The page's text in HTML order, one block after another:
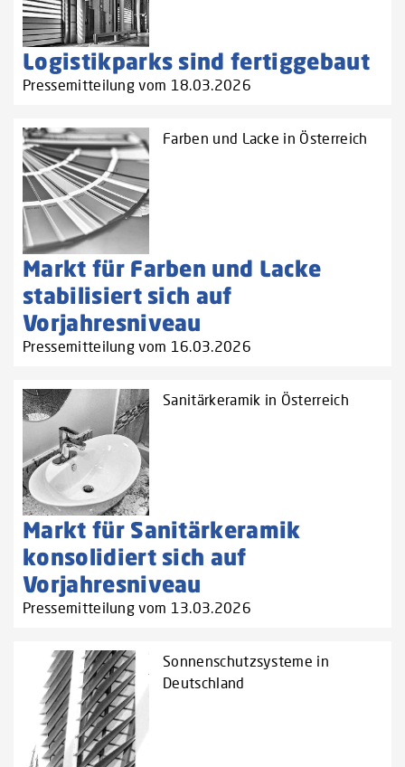
Logistikparks sind fertiggebaut
Pressemitteilung vom 18.03.2026
Farben und Lacke in Österreich
Markt für Farben und Lacke
stabilisiert sich auf
Vorjahresniveau
Pressemitteilung vom 16.03.2026
Sanitärkeramik in Österreich
Markt für Sanitärkeramik
konsolidiert sich auf
Vorjahresniveau
Pressemitteilung vom 13.03.2026
Sonnenschutzsysteme in
Deutschland